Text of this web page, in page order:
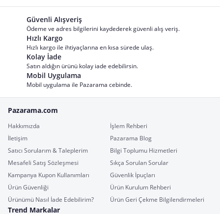
Güvenli Alışveriş
Ödeme ve adres bilgilerini kaydederek güvenli alış veriş.
Hızlı Kargo
Hızlı kargo ile ihtiyaçlarına en kısa sürede ulaş.
Kolay İade
Satın aldığın ürünü kolay iade edebilirsin.
Mobil Uygulama
Mobil uygulama ile Pazarama cebinde.
Pazarama.com
Hakkımızda
İşlem Rehberi
İletişim
Pazarama Blog
Satıcı Sorularım & Taleplerim
Bilgi Toplumu Hizmetleri
Mesafeli Satış Sözleşmesi
Sıkça Sorulan Sorular
Kampanya Kupon Kullanımları
Güvenlik İpuçları
Ürün Güvenliği
Ürün Kurulum Rehberi
Ürünümü Nasıl İade Edebilirim?
Ürün Geri Çekme Bilgilendirmeleri
Trend Markalar